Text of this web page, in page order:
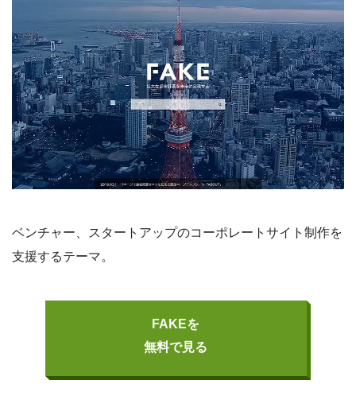
ベンチャー、スタートアップのコーポレートサイト制作を
支援するテーマ。
FAKEを
無料で見る